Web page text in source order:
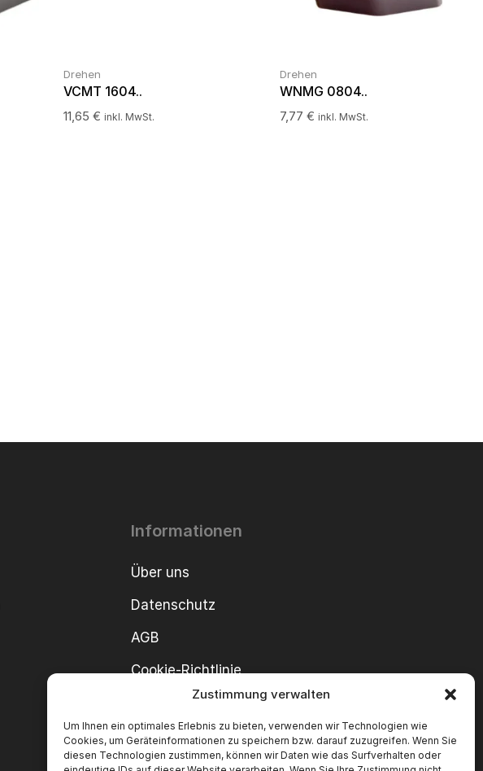
Zustimmung verwalten
Um Ihnen ein optimales Erlebnis zu bieten, verwenden wir Technologien wie
Cookies, um Geräteinformationen zu speichern bzw. darauf zuzugreifen. Wenn Sie
diesen Technologien zustimmen, können wir Daten wie das Surfverhalten oder
Drehen
VCMT 1604..
11,65€ inkl. MwSt.
Drehen
WNMG 0804..
7,77 € inkl. MwSt.
Informationen
Über uns
Datenschutz
AGB
Cookie-Richtlinie
Impressum